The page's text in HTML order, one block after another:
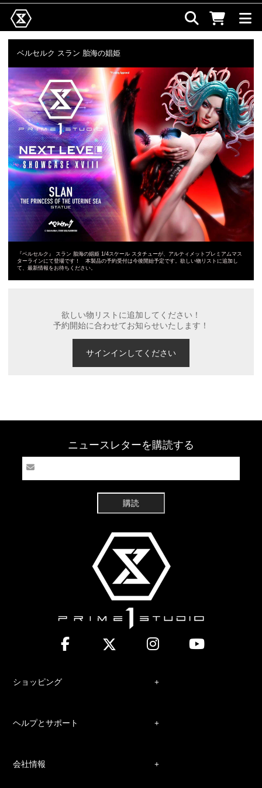
ベルセルク スラン 胎海の娼姫
『ベルセルク』 スラン 胎海の娼姫 1/4スケール スタチューが、アルティメットプレミアムマス
ターラインにて登場です！ 本製品の予約受付は今後開始予定です。欲しい物リストに追加し
て、最新情報をお待ちください。
欲しい物リストに追加してください！
予約開始に合わせてお知らせいたします！
サインインしてください
ニュースレターを購読する
購読
ショッピング
ヘルプとサポート
会社情報